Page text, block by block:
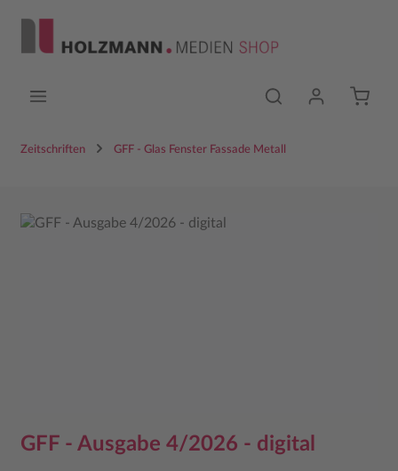
Zeitschriften GFF - Glas Fenster Fassade Metall
Bildergalerie überspringen
GFF - Ausgabe 4/2026 - digital